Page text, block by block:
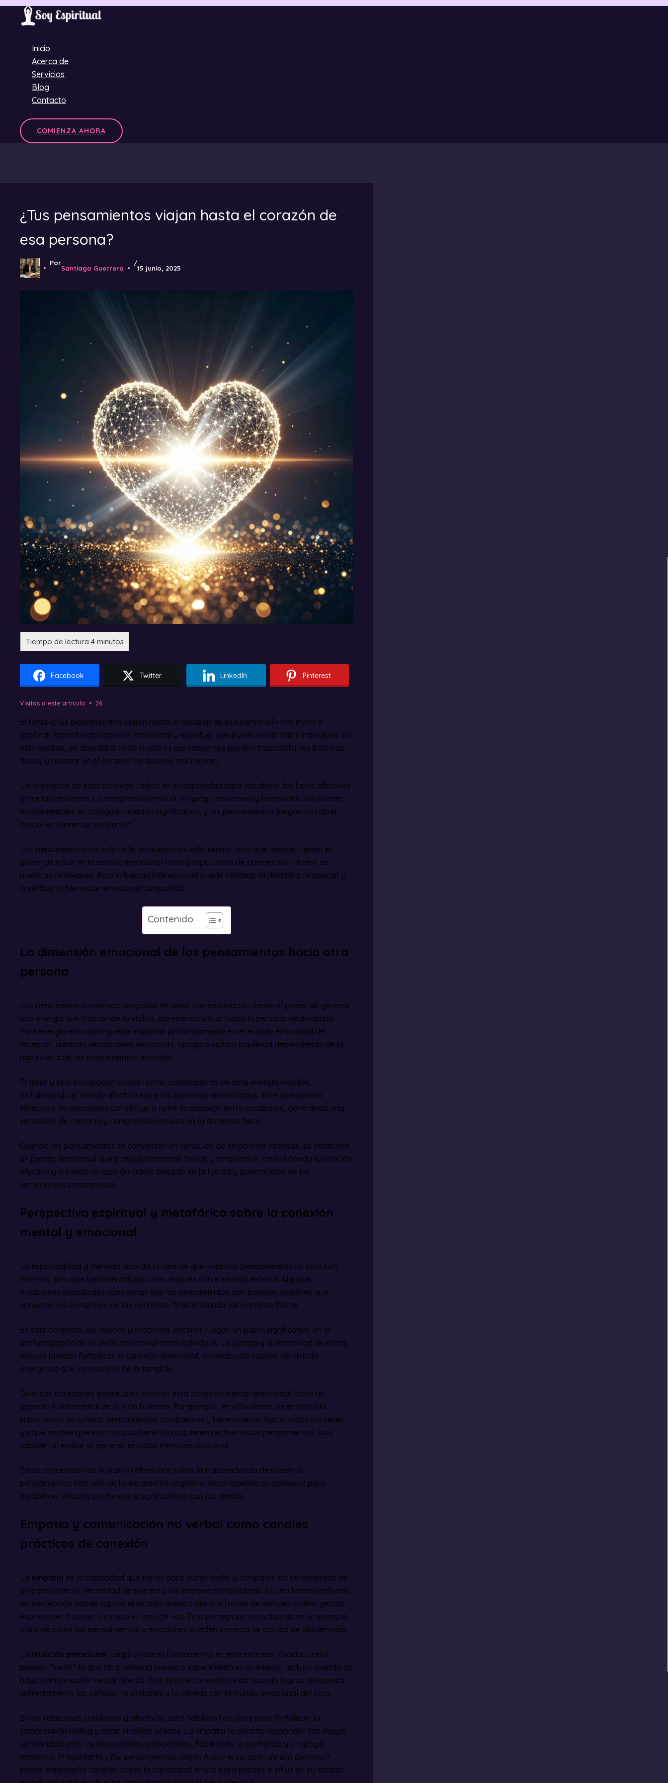
Ir
Inicio
Acerca de
Servicios
Blog
Contacto
COMIENZA AHORA
¿Tus pensamientos viajan hasta el corazón de
esa persona?
Por
Santiago Guerrero
/
15 junio, 2025
Facebook Twitter LinkedIn Pinterest
Visitas a este artículo 26
El tema «¿Tus pensamientos viajan hasta el corazón de esa persona?» nos invita a
explorar la profunda conexión emocional y espiritual que puede existir entre individuos. En
este análisis, se abordará cómo nuestros pensamientos pueden trascender las barreras
físicas y resonar en el corazón de quienes nos rodean.
La relevancia de esta conexión radica en su capacidad para fortalecer los lazos afectivos
entre las personas. La comprensión mutua, el apoyo emocional y la empatía son pilares
fundamentales en cualquier relación significativa, y los pensamientos juegan un papel
crucial en alimentar esta unión.
Los pensamientos no solo reflejan nuestro mundo interior, sino que también tienen el
poder de influir en el estado emocional tanto propio como de quienes son objeto de
nuestras reflexiones. Esta influencia bidireccional puede moldear la dinámica relacional y
contribuir al bienestar emocional compartido.
Contenido
La dimensión emocional de los pensamientos hacia otra
persona
Los pensamientos intensos cargados de amor o preocupación tienen el poder de generar
una energía que trasciende lo visible, pareciendo viajar hacia la persona destinataria.
Esta energía emocional puede impactar profundamente en el estado emocional del
receptor, creando sensaciones de confort, apoyo o incluso inquietud dependiendo de la
naturaleza de los pensamientos emitidos.
El amor y la preocupación actúan como catalizadores de esta energía invisible,
fortaleciendo el vínculo afectivo entre las personas involucradas. Este intercambio
silencioso de emociones contribuye a nutrir la conexión entre corazones, generando una
sensación de cercanía y comprensión incluso en la distancia física.
Cuando los pensamientos se convierten en vehículos de emociones intensas, se establece
un puente emocional que traspasa barreras físicas y temporales, consolidando la relación
afectiva y creando un lazo duradero basado en la fuerza y autenticidad de los
sentimientos compartidos.
Perspectiva espiritual y metafórica sobre la conexión
mental y emocional
La espiritualidad a menudo aborda la idea de que nuestros pensamientos no solo son
internos, sino que también actúan como enlaces con el mundo exterior. Algunas
tradiciones espirituales consideran que los pensamientos son puentes invisibles que
conectan los corazones de las personas, trascendiendo las barreras físicas.
En este contexto, los deseos y oraciones sinceras juegan un papel significativo en la
profundización de la unión emocional entre individuos. La pureza y autenticidad de estos
deseos pueden fortalecer la conexión emocional, creando una especie de vínculo
energético que va más allá de lo tangible.
Diversas tradiciones espirituales valoran esta conexión mental-emocional como un
aspecto fundamental de la vida humana. Por ejemplo, en el budismo, se enfatiza la
importancia de cultivar pensamientos compasivos y benevolentes hacia todos los seres,
ya que se cree que esto no solo beneficia a quienes reciben estos pensamientos, sino
también al emisor al generar estados mentales positivos.
Estos conceptos nos invitan a reflexionar sobre la trascendencia de nuestros
pensamientos más allá de lo meramente cognitivo, reconociendo su potencial para
establecer vínculos profundos y significativos con los demás.
Empatía y comunicación no verbal como canales
prácticos de conexión
La empatía es la capacidad que tienes para comprender y compartir los sentimientos de
otra persona sin necesidad de que esta los exprese con palabras. Es una forma profunda
de percepción donde captas el estado anímico ajeno a través de señales sutiles, gestos,
expresiones faciales o incluso el tono de voz. Esta percepción sin palabras es un ejemplo
claro de cómo tus pensamientos y emociones pueden conectarse con los de alguien más.
La intuición emocional juega un papel fundamental en este proceso. Gracias a ella,
puedes “sentir” lo que otra persona piensa o experimenta en su interior, incluso cuando no
haya comunicación verbal directa. Este tipo de conexión se da cuando logras interpretar
correctamente las señales no verbales y te alineas con el mundo emocional del otro.
En las relaciones cotidianas y afectivas, esta habilidad es clave para fortalecer la
comprensión mutua y crear vínculos sólidos. La empatía te permite responder con mayor
sensibilidad ante las necesidades emocionales, facilitando la confianza y el apoyo
recíproco. Preguntarte ¿Tus pensamientos viajan hasta el corazón de esa persona?
puede entenderse también como la capacidad innata para percibir e influir en su estado